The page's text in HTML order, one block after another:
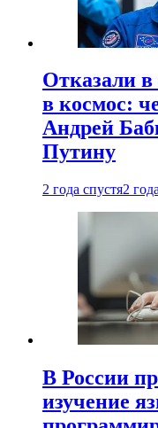
Отказали в
в космос:
Андрей
Путину
2 года спустя2
В России
изучение